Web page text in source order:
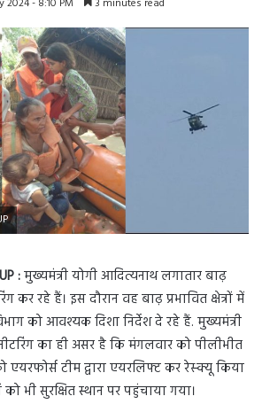
2024 - 8:10 PM 3 minutes read
:मुख्यमंत्री योगी आदित्यनाथ लगातार बाढ़
कर रहे हैं। इस दौरान वह बाढ़ प्रभावित क्षेत्रों में
को आवश्यक दिशा निर्देश दे रहे हैं. मुख्यमंत्री
का ही असर है कि मंगलवार को पीलीभीत
टीम द्वारा एयरलिफ्ट कर रेस्क्यू किया
भी सुरक्षित स्थान पर पहुंचाया गया।